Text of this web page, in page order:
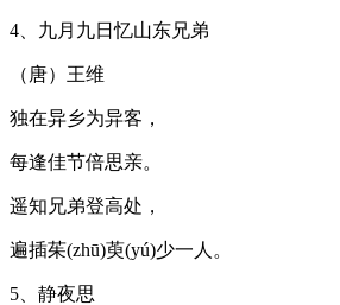
4、九月九日忆山东兄弟
（唐）王维
独在异乡为异客，
每逢佳节倍思亲。
遥知兄弟登高处，
遍插茱(zhū)萸(yú)少一人。
5、静夜思